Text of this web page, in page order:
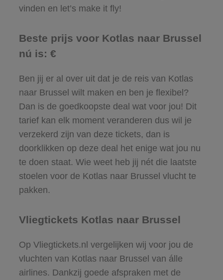
vinden en let’s make it fly!
Beste prijs voor Kotlas naar Brussel
nú is: €
Ben jij er al over uit dat je de reis van Kotlas
naar Brussel wilt maken en ben je flexibel?
Dan is de goedkoopste deal wat voor jou! Dit
tarief kan elk moment veranderen dus wil je
verzekerd zijn van deze tickets, dan is
doorklikken op deze deal het enige wat jou nu
te doen staat. Wie weet heb jij nét die laatste
stoelen voor de Kotlas naar Brussel vlucht te
pakken.
Vliegtickets Kotlas naar Brussel
Op Vliegtickets.nl vergelijken wij voor jou de
vluchten van Kotlas naar Brussel van álle
airlines. Dankzij goede afspraken met de